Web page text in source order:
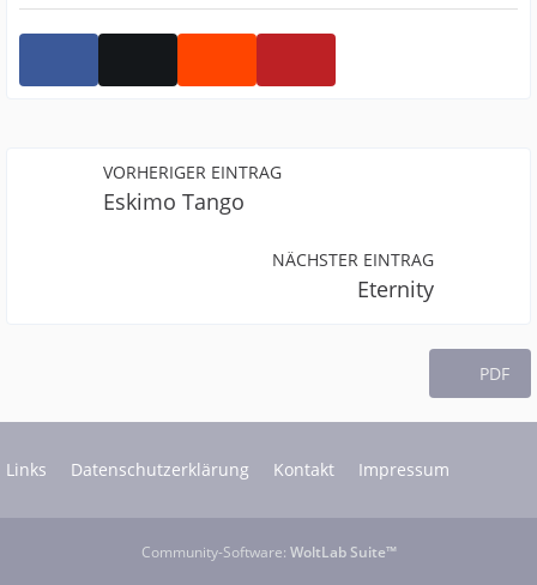
VORHERIGER EINTRAG
Eskimo Tango
NÄCHSTER EINTRAG
Eternity
PDF
Links Datenschutzerklärung Kontakt Impressum
Community-Software: WoltLab Suite™